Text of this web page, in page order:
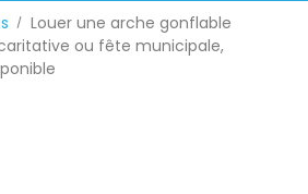
Louer une arche gonflable
ou fête municipale,